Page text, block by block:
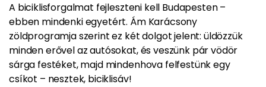
A biciklisforgalmat fejleszteni kell Budapesten –
ebben mindenki egyetért. Ám Karácsony
zöldprogramja szerintez két dolgot jelent: üldözzük
minden erővel az autósokat, és veszünk pár vödör
sárga festéket, majd mindenhova felfestünk egy
csíkot – nesztek, biciklisáv!